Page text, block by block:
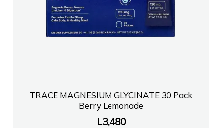
TRACE MAGNESIUM GLYCINATE 30 Pack
Berry Lemonade
L3,480